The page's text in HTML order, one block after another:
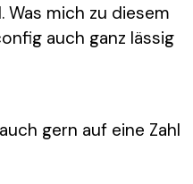
mich zu diesem
auch ganz lässig
gern auf eine Zahl